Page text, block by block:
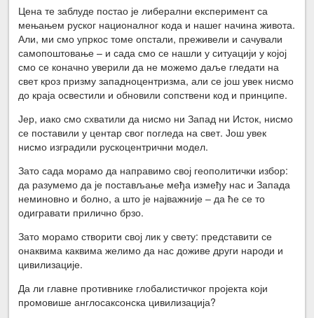
Цена те заблуде постао је либерални експеримент са
мењањем руског националног кода и нашег начина живота.
Али, ми смо упркос томе опстали, преживели и сачували
самопоштовање – и сада смо се нашли у ситуацији у којој
смо се коначно уверили да не можемо даље гледати на
свет кроз призму западноцентризма, али се још увек нисмо
до краја освестили и обновили сопствени код и принципе.
Јер, иако смо схватили да нисмо ни Запад ни Исток, нисмо
се поставили у центар свог погледа на свет. Још увек
нисмо изградили рускоцентрични модел.
Зато сада морамо да направимо свој геополитички избор:
да разумемо да је постављање међа између нас и Запада
неминовно и болно, а што је најважније – да ће се то
одигравати прилично брзо.
Зато морамо створити свој лик у свету: представити се
онаквима каквима желимо да нас доживе други народи и
цивилизације.
Да ли главне противнике глобалистичког пројекта који
промовише англосаксонска цивилизација?